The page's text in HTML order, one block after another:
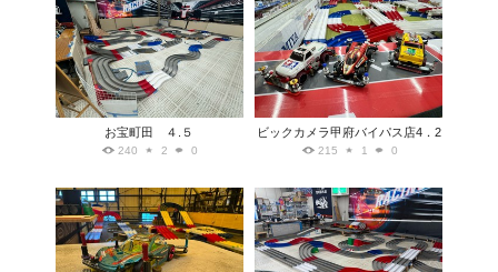
お宝町田 ４.５
240 2 0
ビックカメラ甲府バイパス店4．2
215 1 0